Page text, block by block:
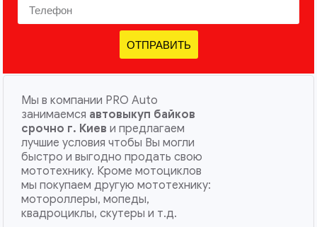
ОТПРАВИТЬ
Мы в компании PRO Auto
занимаемся автовыкуп байков
срочно г. Киев и предлагаем
лучшие условия чтобы Вы могли
быстро и выгодно продать свою
мототехнику. Кроме мотоциклов
мы покупаем другую мототехнику:
мотороллеры, мопеды,
квадроциклы, скутеры и т.д.